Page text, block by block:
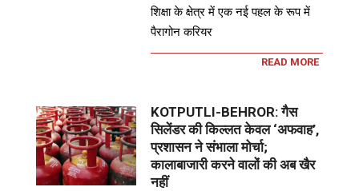
शिक्षा के क्षेत्र में एक नई पहल के रूप में
पैरागोन करियर
READ MORE
KOTPUTLI-BEHROR: गैस
सिलेंडर की किल्लत केवल ‘अफवाह’,
प्रशासन ने संभाला मोर्चा;
कालाबाजारी करने वालों की अब खैर
नहीं